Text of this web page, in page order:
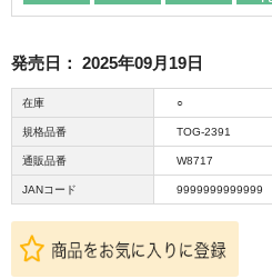
発売日： 2025年09月19日
在庫 ○
規格品番 TOG-2391
通販品番 W8717
JANコード 9999999999999